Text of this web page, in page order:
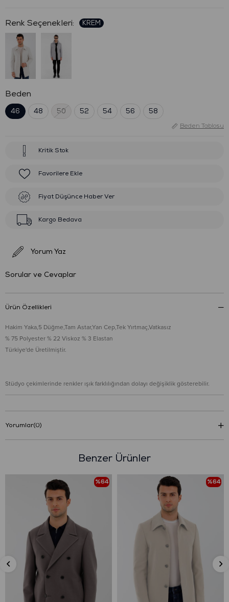
:
Beden
46 48 50 52 54 56 58
Beden Tablosu
Kritik Stok
Favorilere Ekle
Fiyat Düşünce Haber Ver
Kargo Bedava
Yorum Yaz
Sorular ve Cevaplar
Ürün Özellikleri
Hakim Yaka,5 Düğme,Tam Astar,Yan Cep,Tek Yırtmaç,Vatkasız
% 75 Polyester % 22 Viskoz % 3 Elastan
Türkiye'de Üretilmiştir.
Stüdyo çekimlerinde renkler ışık farklılığından dolayı değişiklik gösterebilir.
Yorumlar(0)
Benzer Ürünler
%64 %64